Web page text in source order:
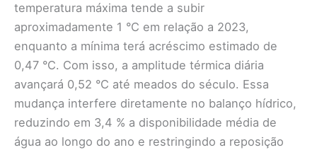
temperatura máxima tende a subir
aproximadamente 1 °C em relação a 2023,
enquanto a mínima terá acréscimo estimado de
0,47 °C. Com isso, a amplitude térmica diária
avançará 0,52 °C até meados do século. Essa
mudança interfere diretamente no balanço hídrico,
reduzindo em 3,4 % a disponibilidade média de
água ao longo do ano e restringindo a reposição